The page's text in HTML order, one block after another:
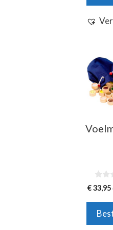
0
v
5
€33,95